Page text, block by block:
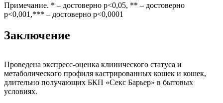
Примечание. * – достоверно р<0,05, ** – достоверно
р<0,001,*** – достоверно р<0,0001
Заключение
Проведена экспресс-оценка клинического статуса и
метаболического профиля кастрированных кошек и кошек,
длительно получающих БКП «Секс Барьер» в бытовых
условиях.